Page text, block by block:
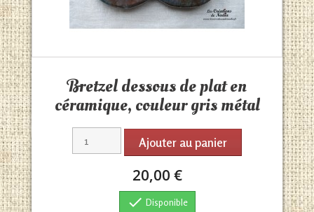
Bretzel dessous de plat en
céramique, couleur gris métal
Ajouter au panier
20,00 €
 Disponible